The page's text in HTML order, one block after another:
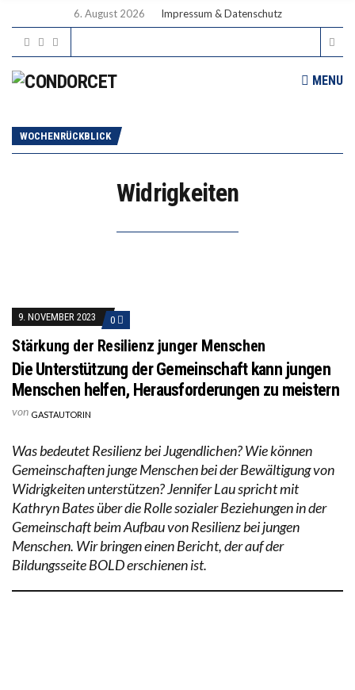
6. August 2026 Impressum & Datenschutz
MENU
WOCHENRÜCKBLICK
Widrigkeiten
9. NOVEMBER 2023 0
Stärkung der Resilienz junger Menschen
Die Unterstützung der Gemeinschaft kann jungen
Menschen helfen, Herausforderungen zu meistern
von GASTAUTORIN
Was bedeutet Resilienz bei Jugendlichen? Wie können
Gemeinschaften junge Menschen bei der Bewältigung von
Widrigkeiten unterstützen? Jennifer Lau spricht mit
Kathryn Bates über die Rolle sozialer Beziehungen in der
Gemeinschaft beim Aufbau von Resilienz bei jungen
Menschen. Wir bringen einen Bericht, der auf der
Bildungsseite BOLD erschienen ist.